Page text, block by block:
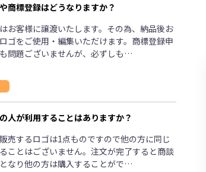
商標登録はどうなりますか？
お客様に譲渡いたします。その為、納品後お
ゴをご使用・編集いただけます。商標登録申
問題ございませんが、必ずしも…
人が利用することはありますか？
売するロゴは1点ものですので他の方に同じ
ことはございません。注文が完了すると商談
なり他の方は購入することがで…